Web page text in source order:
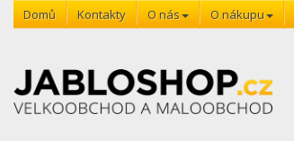
Domů Kontakty O nás O nákupu